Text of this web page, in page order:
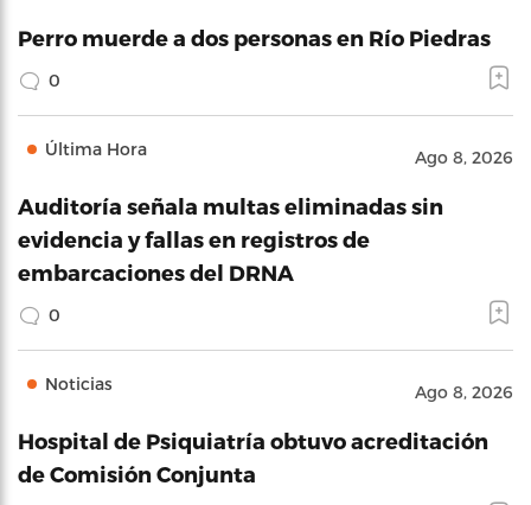
Perro muerde a dos personas en Río Piedras
0
Última Hora Ago 8, 2026
Auditoría señala multas eliminadas sin
evidencia y fallas en registros de
embarcaciones del DRNA
0
Noticias Ago 8, 2026
Hospital de Psiquiatría obtuvo acreditación
de Comisión Conjunta